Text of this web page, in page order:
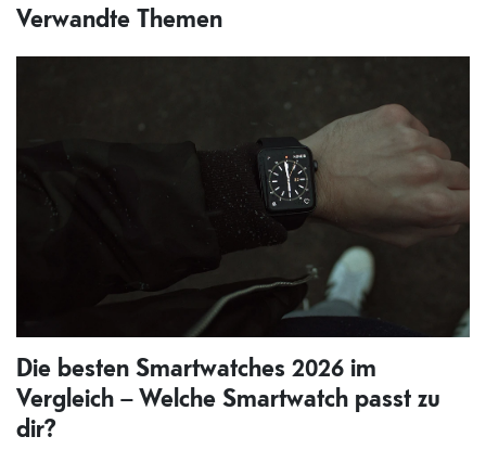
Verwandte Themen
Die besten Smartwatches 2026 im
Vergleich – Welche Smartwatch passt zu
dir?